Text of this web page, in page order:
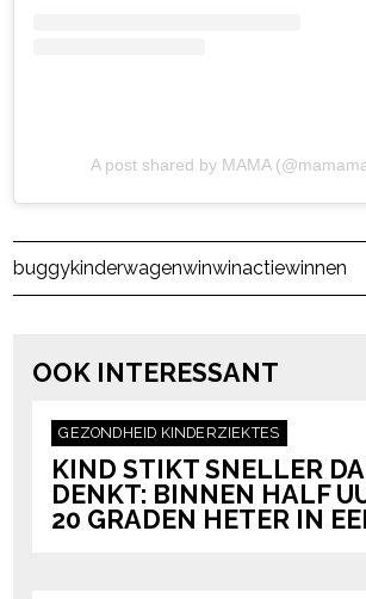
A post shared by MAMA
buggykinderwagenwinwinactiewinnen
OOK INTERESSANT
GEZONDHEID KINDERZIEKTES
KIND STIKT SNELLER
DENKT: BINNEN HALF
20 GRADEN HETER IN